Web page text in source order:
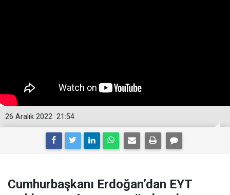
21:54
26 Aralık 2022
Cumhurbaşkanı Erdoğan’dan EYT